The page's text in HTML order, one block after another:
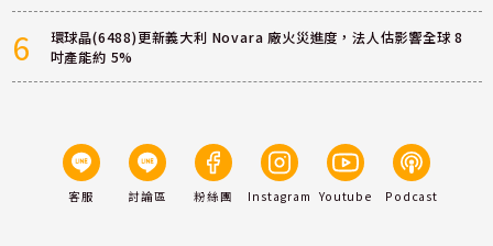
6
環球晶(6488)更新義大利 Novara 廠火災進度，法人估影響全球 8
吋產能約 5%
客服 討論區 粉絲團 Instagram Youtube Podcast